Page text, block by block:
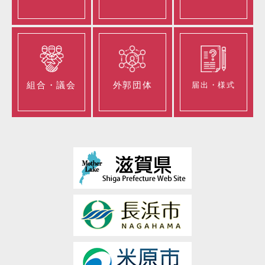
組合・議会 外郭団体 届出・様式